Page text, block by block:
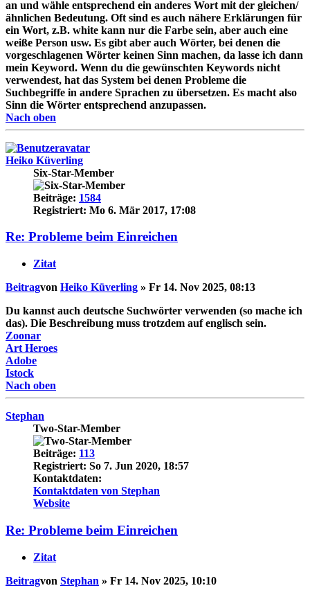
an und wähle entsprechend ein anderes Wort mit der gleichen/
ähnlichen Bedeutung. Oft sind es auch nähere Erklärungen für
ein Wort, z.B. white kann nur die Farbe sein, aber auch eine
weiße Person usw. Es gibt aber auch Wörter, bei denen die
vorgeschlagenen Wörter keinen Sinn machen, da lasse ich dann
mein Keyword. Wenn du die gewünschten Keywords nicht
verwendest, hat das System bei denen Probleme die
Suchbegriffe in andere Sprachen zu übersetzen. Es macht also
Sinn die Wörter entsprechend anzupassen.
Nach oben
Heiko Küverling
Six-Star-Member
Beiträge: 1584
Registriert: Mo 6. Mär 2017, 17:08
Re: Probleme beim Einreichen
Zitat
Beitragvon Heiko Küverling » Fr 14. Nov 2025, 08:13
Du kannst auch deutsche Suchwörter verwenden (so mache ich
das). Die Beschreibung muss trotzdem auf englisch sein.
Zoonar
Art Heroes
Adobe
Istock
Nach oben
Stephan
Two-Star-Member
Beiträge: 113
Registriert: So 7. Jun 2020, 18:57
Kontaktdaten:
Kontaktdaten von Stephan
Website
Re: Probleme beim Einreichen
Zitat
Beitragvon Stephan » Fr 14. Nov 2025, 10:10